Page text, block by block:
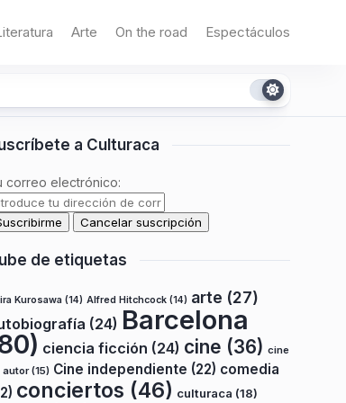
Arte On the road Espectáculos
a Culturaca
correo electrónico:
de etiquetas
Kurosawa (14) Alfred Hitchcock (14) arte (27)
(24) Barcelona
ciencia ficción (24) cine (36) cine
autor(15) Cine independiente (22) comedia
conciertos (46) culturaca (18)